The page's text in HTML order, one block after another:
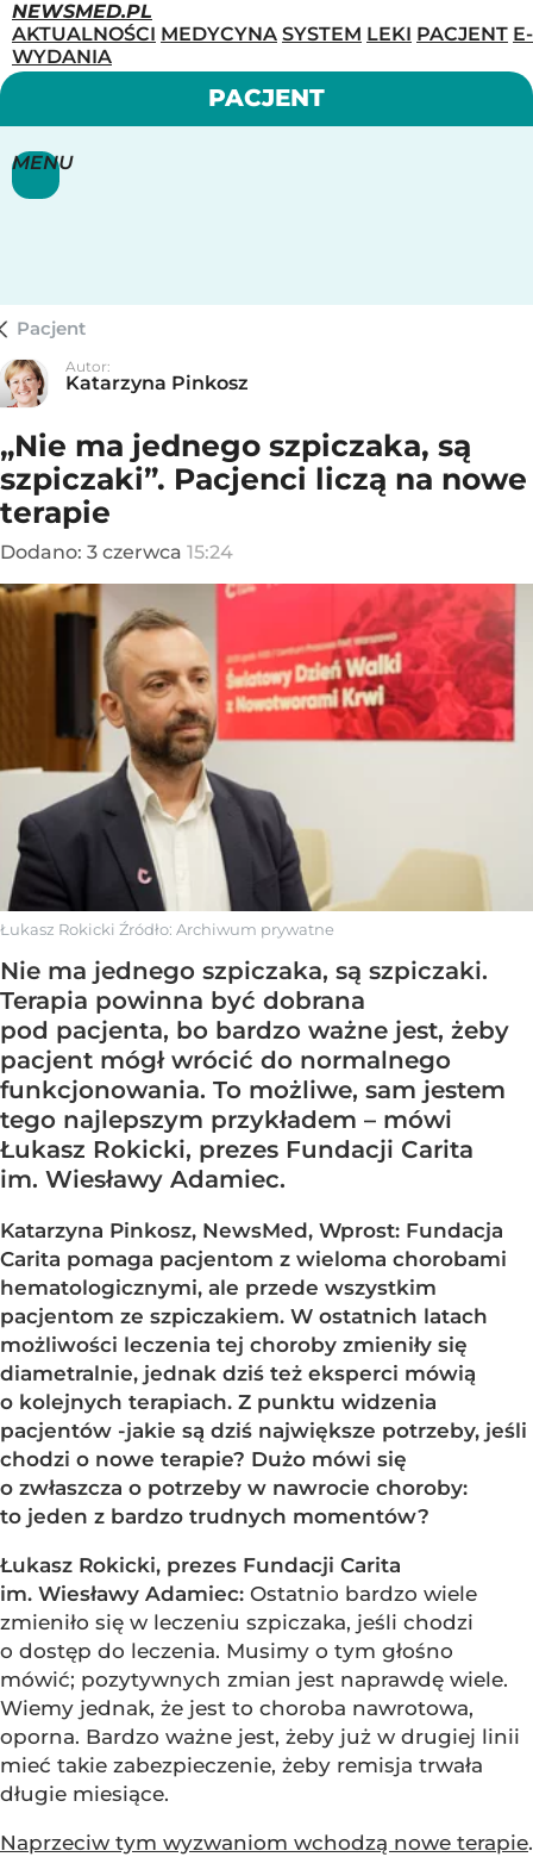
NEWSMED.PL
AKTUALNOŚCI MEDYCYNA SYSTEM LEKI PACJENT E-
WYDANIA
MENU
PACJENT
Pacjent
Autor:
Katarzyna Pinkosz
„Nie ma jednego szpiczaka, są
szpiczaki”. Pacjenci liczą na nowe
terapie
Dodano: 3 czerwca 15:24
Łukasz Rokicki Źródło: Archiwum prywatne
Nie ma jednego szpiczaka, są szpiczaki.
Terapia powinna być dobrana
pod pacjenta, bo bardzo ważne jest, żeby
pacjent mógł wrócić do normalnego
funkcjonowania. To możliwe, sam jestem
tego najlepszym przykładem – mówi
Łukasz Rokicki, prezes Fundacji Carita
im. Wiesławy Adamiec.
Katarzyna Pinkosz, NewsMed, Wprost: Fundacja
Carita pomaga pacjentom z wieloma chorobami
hematologicznymi, ale przede wszystkim
pacjentom ze szpiczakiem. W ostatnich latach
możliwości leczenia tej choroby zmieniły się
diametralnie, jednak dziś też eksperci mówią
o kolejnych terapiach. Z punktu widzenia
pacjentów -jakie są dziś największe potrzeby, jeśli
chodzi o nowe terapie? Dużo mówi się
o zwłaszcza o potrzeby w nawrocie choroby:
to jeden z bardzo trudnych momentów?
Łukasz Rokicki, prezes Fundacji Carita
im. Wiesławy Adamiec: Ostatnio bardzo wiele
zmieniło się w leczeniu szpiczaka, jeśli chodzi
o dostęp do leczenia. Musimy o tym głośno
mówić; pozytywnych zmian jest naprawdę wiele.
Wiemy jednak, że jest to choroba nawrotowa,
oporna. Bardzo ważne jest, żeby już w drugiej linii
mieć takie zabezpieczenie, żeby remisja trwała
długie miesiące.
Naprzeciw tym wyzwaniom wchodzą nowe terapie.